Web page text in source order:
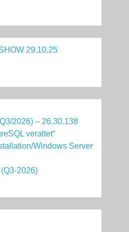
29.10.25
2026) – 26.30.138
veraltet“
Windows Server
2026)